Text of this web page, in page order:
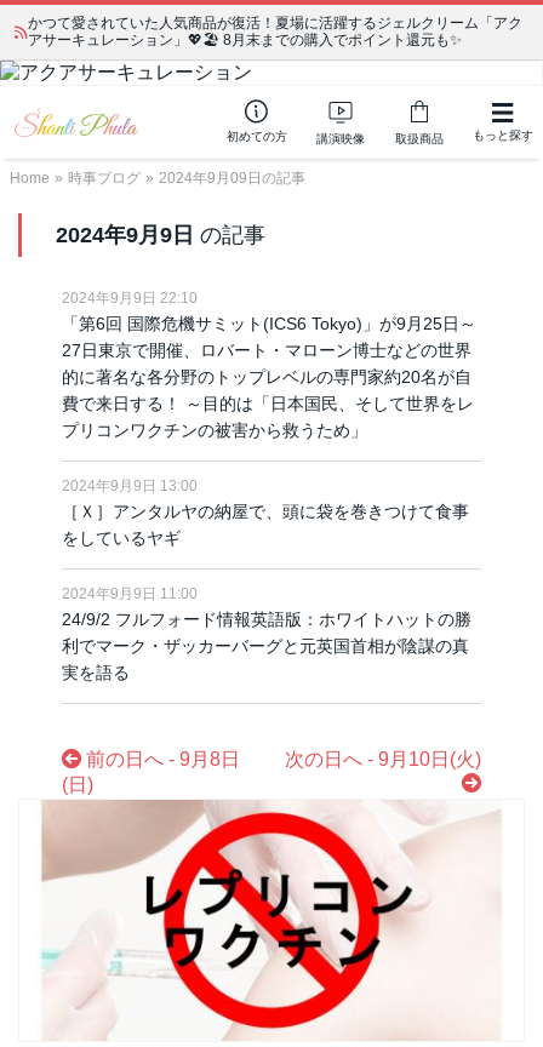
かつて愛されていた人気商品が復活！夏場に活躍するジェルクリーム「アク
アサーキュレーション」💖🏖️ 8月末までの購入でポイント還元も✨
初めての方 講演映像 取扱商品 もっと探す
Home » 時事ブログ » 2024年9月09日の記事
2024年9月9日 の記事
2024年9月9日 22:10
「第6回 国際危機サミット(ICS6 Tokyo)」が9月25日～
27日東京で開催、ロバート・マローン博士などの世界
的に著名な各分野のトップレベルの専門家約20名が自
費で来日する！ ～目的は「日本国民、そして世界をレ
プリコンワクチンの被害から救うため」
2024年9月9日 13:00
［Ｘ］アンタルヤの納屋で、頭に袋を巻きつけて食事
をしているヤギ
2024年9月9日 11:00
24/9/2 フルフォード情報英語版：ホワイトハットの勝
利でマーク・ザッカーバーグと元英国首相が陰謀の真
実を語る
前の日へ - 9月8日
(日)
次の日へ - 9月10日(火)